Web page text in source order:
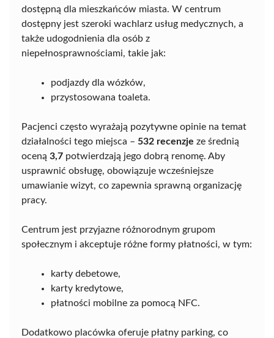
dostępną dla mieszkańców miasta. W centrum
dostępny jest szeroki wachlarz usług medycznych, a
także udogodnienia dla osób z
niepełnosprawnościami, takie jak:
podjazdy dla wózków,
przystosowana toaleta.
Pacjenci często wyrażają pozytywne opinie na temat
działalności tego miejsca – 532 recenzje ze średnią
oceną 3,7 potwierdzają jego dobrą renomę. Aby
usprawnić obsługę, obowiązuje wcześniejsze
umawianie wizyt, co zapewnia sprawną organizację
pracy.
Centrum jest przyjazne różnorodnym grupom
społecznym i akceptuje różne formy płatności, w tym:
karty debetowe,
karty kredytowe,
płatności mobilne za pomocą NFC.
Dodatkowo placówka oferuje płatny parking, co